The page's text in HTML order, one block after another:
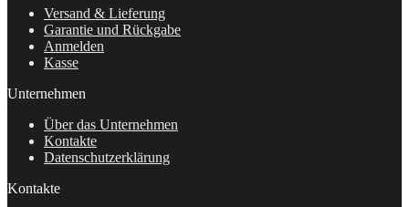
Versand & Lieferung
Garantie und Rückgabe
Anmelden
Kasse
Unternehmen
Über das Unternehmen
Kontakte
Datenschutzerklärung
Kontakte